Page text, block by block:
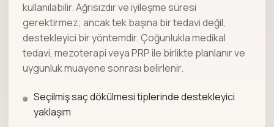
kullanılabilir. Ağrısızdır ve iyileşme süresi
gerektirmez; ancak tek başına bir tedavi değil,
destekleyici bir yöntemdir. Çoğunlukla medikal
tedavi, mezoterapi veya PRP ile birlikte planlanır ve
uygunluk muayene sonrası belirlenir.
Seçilmiş saç dökülmesi tiplerinde destekleyici
yaklaşım